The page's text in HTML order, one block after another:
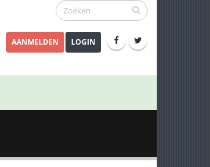
AANMELDEN LOGIN